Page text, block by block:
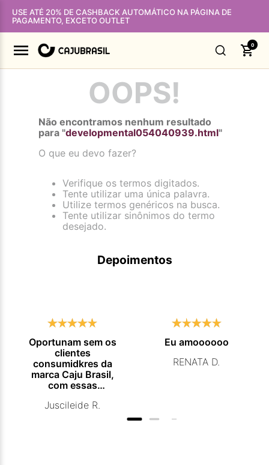
USE ATÉ 20% DE CASHBACK AUTOMÁTICO NA PÁGINA DE
PAGAMENTO, EXCETO OUTLET
0
OOPS!
Não encontramos nenhum resultado
para "developmental054040939.html"
O que eu devo fazer?
Verifique os termos digitados.
Tente utilizar uma única palavra.
Utilize termos genéricos na busca.
Tente utilizar sinônimos do termo
desejado.
Depoimentos
Oportunam sem os
clientes
consumidkres da
marca Caju Brasil,
com essas
promocionais de
Juscileide R.
Eu amoooooo
RENATA D.